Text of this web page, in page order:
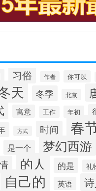
习俗 作者 你可以
天 冬季 北京
寓意 工作 年初
方式 时间 春
是一个 梦幻西游
的人 的是 礼
自己的 英语 诗